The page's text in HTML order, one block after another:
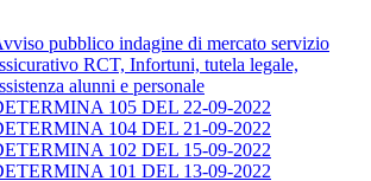
pubblico indagine di mercato servizio
RCT, Infortuni, tutela legale,
alunni e personale
105 DEL 22-09-2022
104 DEL 21-09-2022
102 DEL 15-09-2022
101 DEL 13-09-2022